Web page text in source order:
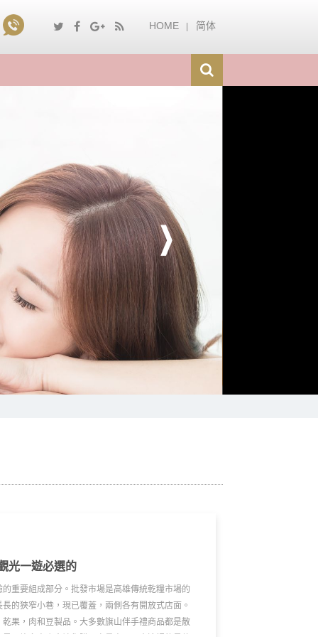
HOME 简体
光一遊必選的
重要組成部分。批發市場是高雄傳統乾糧市場的
的狹窄小巷，現已覆蓋，兩側各有開放式店面。
果，肉和豆製品。大多數旗山伴手禮商品都是散